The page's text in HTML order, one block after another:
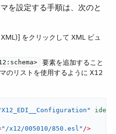
を設定する手順は、次のと
をクリックして XML ビュ
​ 要素を追加すること
のリストを使用するように X12
"/x12/005010/850.esl" />